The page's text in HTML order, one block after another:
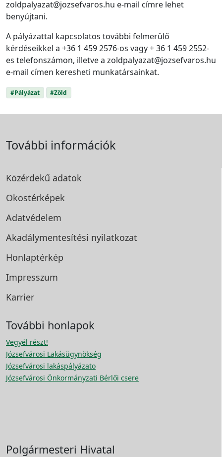
zoldpalyazat@jozsefvaros.hu e-mail címre lehet
benyújtani.
A pályázattal kapcsolatos további felmerülő
kérdéseikkel a +36 1 459 2576-os vagy + 36 1 459 2552-
es telefonszámon, illetve a zoldpalyazat@jozsefvaros.hu
e-mail címen keresheti munkatársainkat.
#Pályázat #Zöld
További információk
Közérdekű adatok
Okostérképek
Adatvédelem
Akadálymentesítési nyilatkozat
Honlaptérkép
Impresszum
Karrier
További honlapok
Vegyél részt!
Józsefvárosi Lakásügynökség
Józsefvárosi lakáspályázato
Józsefvárosi Önkormányzati Bérlői csere
Polgármesteri Hivatal